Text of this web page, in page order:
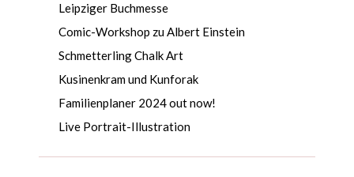
Leipziger Buchmesse
Comic-Workshop zu Albert Einstein
Schmetterling Chalk Art
Kusinenkram und Kunforak
Familienplaner 2024 out now!
Live Portrait-Illustration